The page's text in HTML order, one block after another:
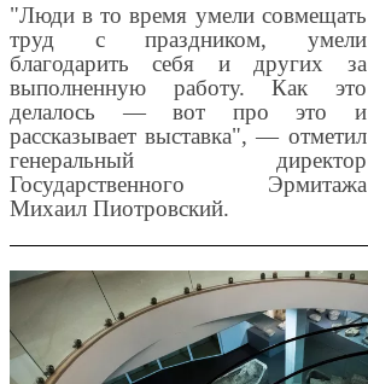
"Люди в то время умели совмещать
труд с праздником, умели
благодарить себя и других за
выполненную работу. Как это
делалось — вот про это и
рассказывает выставка", — отметил
генеральный директор
Государственного Эрмитажа
Михаил Пиотровский.